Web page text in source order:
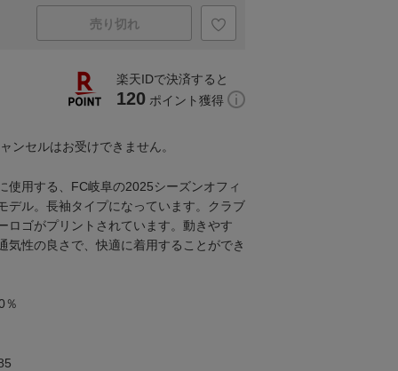
売り切れ
楽天IDで決済すると
120 ポイント獲得
ンセルはお受けできません。
使用する、FC岐阜の2025シーズンオフィ
デル。長袖タイプになっています。クラブ
ロゴがプリントされています。動きやす
気性の良さで、快適に着用することができ
％